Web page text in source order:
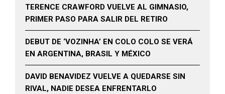
TERENCE CRAWFORD VUELVE AL GIMNASIO,
PRIMER PASO PARA SALIR DEL RETIRO
DEBUT DE ‘VOZINHA’ EN COLO COLO SE VERÁ
EN ARGENTINA, BRASIL Y MÉXICO
DAVID BENAVIDEZ VUELVE A QUEDARSE SIN
RIVAL, NADIE DESEA ENFRENTARLO